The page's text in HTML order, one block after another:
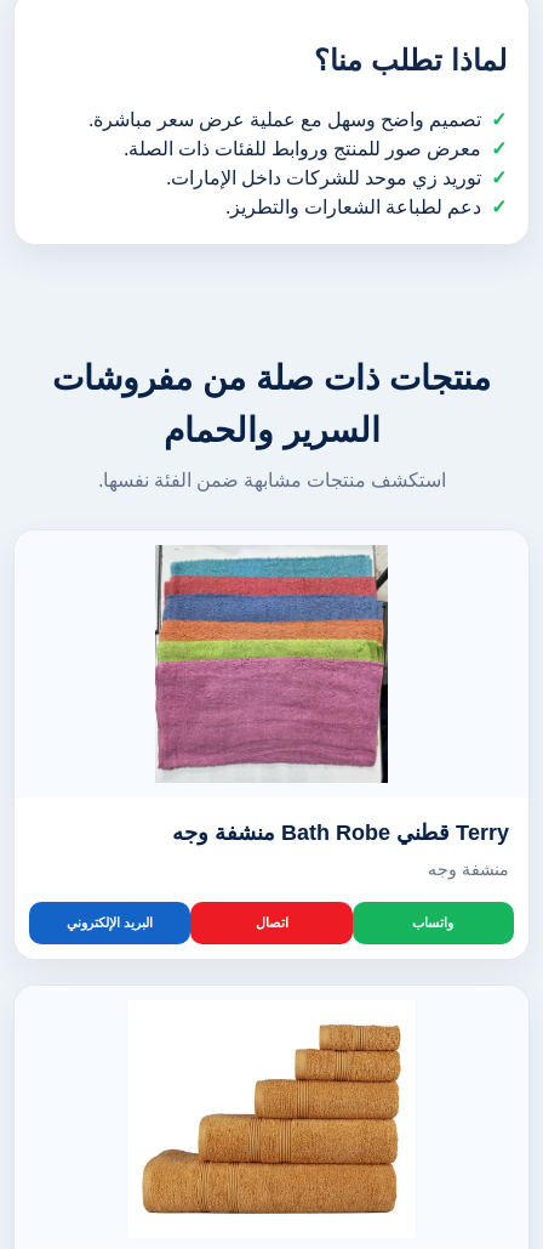
لماذا تطلب منا؟
تصميم واضح وسهل مع عملية عرض سعر مباشرة.
معرض صور للمنتج وروابط للفئات ذات الصلة.
توريد زي موحد للشركات داخل الإمارات.
دعم لطباعة الشعارات والتطريز.
منتجات ذات صلة من مفروشات
السرير والحمام
استكشف منتجات مشابهة ضمن الفئة نفسها.
Terry قطني Bath Robe منشفة وجه
منشفة وجه
واتساب اتصال البريد الإلكتروني